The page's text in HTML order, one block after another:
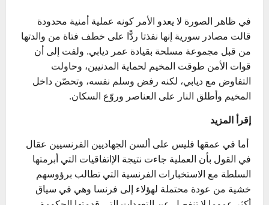
في ظاهر الصورة لا يعدو الأمر كونه عملية أمنية محدودة
قالت مصادر سورية إنها نفذتا ردًّا على خطف فتاة من والدتها
من قبل مجموعة مسلحة بقيادة عمر ديابي. ولفت إلى أن
قوات الأمن طوقت المخيم لحماية المدنيين، وحاولت
التفاوض مع ديابي، لكنه رفض وسلم نفسه، وتحصّن داخل
المخيم وأطلق النار على العناصر وروّع السكان.
إقرأ المزيد
أما في عمقها فليس على ألسن الجهاديين الفرنسيين عقال
في القول بأن العملية جاءت نتيجة الإاتفاقيات التي أبرمتها
السلطة مع الاستخبارات الفرنسية التي تطالب برؤوسهم
خشية من عودة محتملة لهؤلاء إلى فرنسا وهي في سياق